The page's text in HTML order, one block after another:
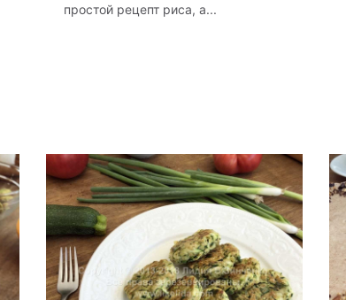
простой рецепт риса, а...